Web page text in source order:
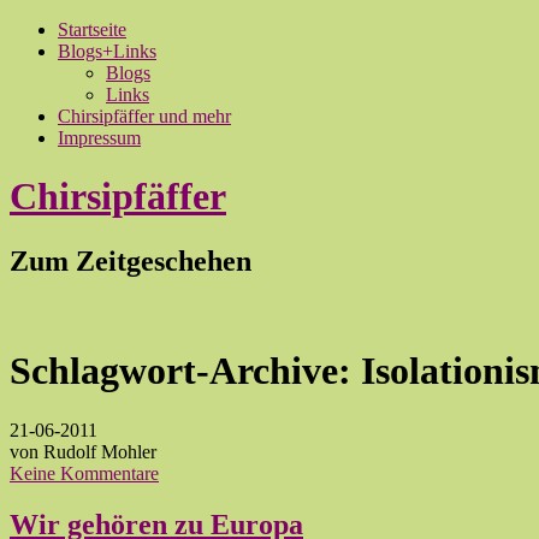
Startseite
Blogs+Links
Blogs
Links
Chirsipfäffer und mehr
Impressum
Chirsipfäffer
Zum Zeitgeschehen
Schlagwort-Archive:
21-06-2011
von Rudolf Mohler
Keine Kommentare
Wir gehören zu Europa